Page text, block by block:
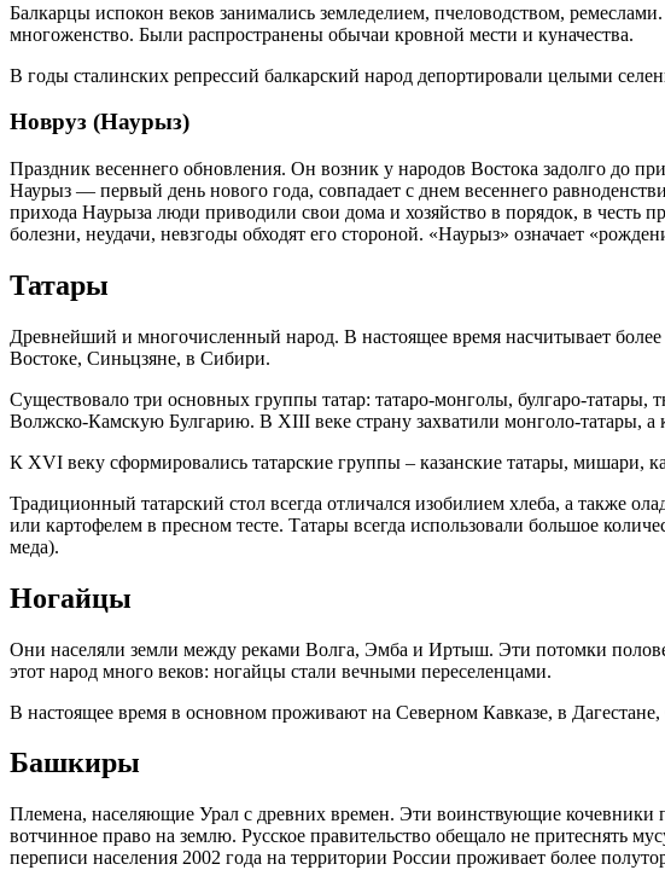
Балкарцы испокон веков занимались земледелием, пчеловодством,
многоженство. Были распространены обычаи кровной мести и куначества.
В годы сталинских репрессий балкарский народ депортировали целыми
Новруз (Наурыз)
Праздник весеннего обновления. Он возник у народов Востока задолго до
Наурыз — первый день нового года, совпадает с днем весеннего
прихода Наурыза люди приводили свои дома и хозяйство в порядок, в честь
болезни, неудачи, невзгоды обходят его стороной. «Наурыз» означает
Татары
Древнейший и многочисленный народ. В настоящее время насчитывает
Востоке, Синьцзяне, в Сибири.
Существовало три основных группы татар: татаро-монголы, булгаро-
Волжско-Камскую Булгарию. В XIII веке страну захватили монголо-татары, а
К XVI веку сформировались татарские группы – казанские татары, мишари,
Традиционный татарский стол всегда отличался изобилием хлеба, а также
или картофелем в пресном тесте. Татары всегда использовали большое
меда).
Ногайцы
Они населяли земли между реками Волга, Эмба и Иртыш. Эти потомки
этот народ много веков: ногайцы стали вечными переселенцами.
В настоящее время в основном проживают на Северном Кавказе, в
Башкиры
Племена, населяющие Урал с древних времен. Эти воинствующие кочевники
вотчинное право на землю. Русское правительство обещало не притеснять
переписи населения 2002 года на территории России проживает более